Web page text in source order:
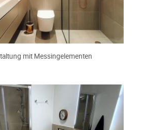
mit Messingelementen